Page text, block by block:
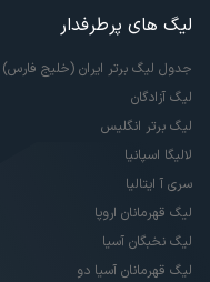
لیگ های پرطرفدار
جدول لیگ برتر ایران (خلیج فارس)
لیگ آزادگان
لیگ برتر انگلیس
لالیگا اسپانیا
سری آ ایتالیا
لیگ قهرمانان اروپا
لیگ نخبگان آسیا
لیگ قهرمانان آسیا دو